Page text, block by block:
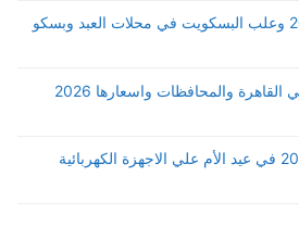
جميع أسعار كحك العيد 2026 وعلب البسكويت في محلات العبد وبسكو
اجمل أماكن خروجة العيد في القاهرة والمحافظات واسعارها 2026
تخفيضات كارفور مارس 2026 في عيد الأم علي الاجهزة الكهربائية